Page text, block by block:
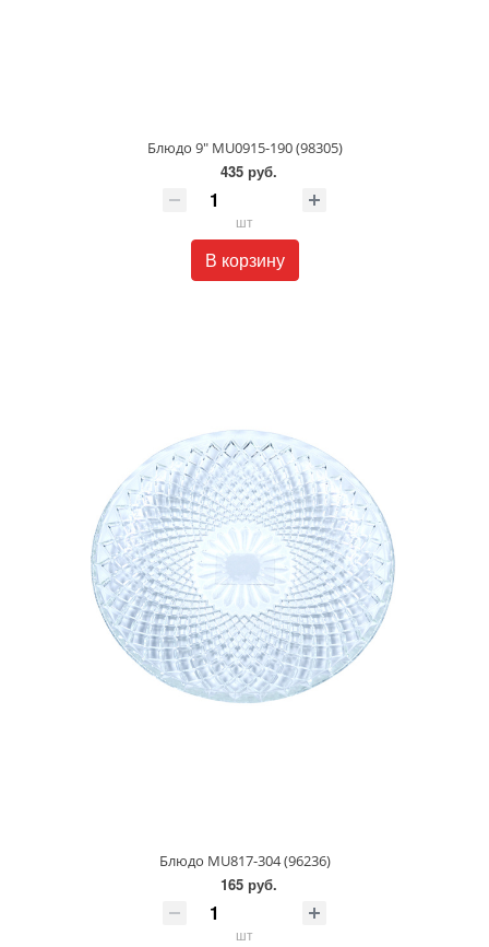
Блюдо 9" MU0915-190 (98305)
435 руб.
шт
В корзину
Блюдо MU817-304 (96236)
165 руб.
шт